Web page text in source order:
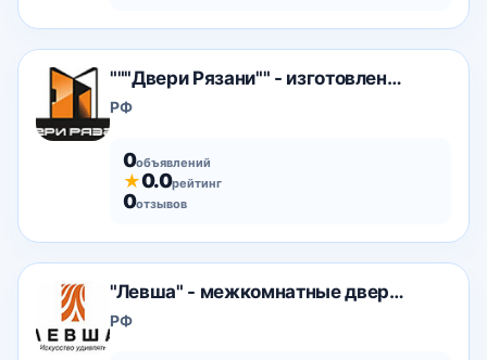
"""Двери Рязани"" - изготовление и продажа дверных
РФ
0объявлений
★0.0рейтинг
0отзывов
"Левша" - межкомнатные двери от производителя
РФ